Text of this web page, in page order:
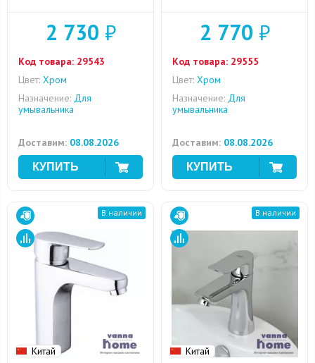
2 730 ₽
Код товара: 29543
Цвет: Хром
Назначение: Для
умывальника
Доставим: 08.08.2026
2 770 ₽
Код товара: 29555
Цвет: Хром
Назначение: Для
умывальника
Доставим: 08.08.2026
Китай
В наличии
Китай
В наличии